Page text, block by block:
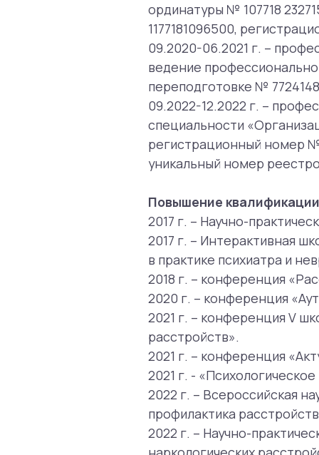
Повышение квалификации:
2017 г. – Научно-практическая
2017 г. – Интерактивная школа
в практике психиатра и
2018 г. – конференция
2020 г. – конференция
2021 г. – конференция V школа
2021 г. – конференция
2021 г. - «Психологическое
профилактика расстройств
2022 г. – Научно-практическая
наркологических расстройств».
2022 г. – XI Международный
2022 г. – Научно-практическая
Преображенской больницы
2023 г. – Научно-практическая
достижению психического
2023 г. — курс «Диагностика и
2023-2024 гг. — «Базовый курс
Медицинские ассоциации:
Член Московского отделения
психотерапии с 2024 г.